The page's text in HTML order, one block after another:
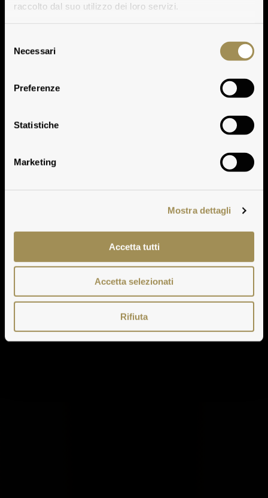
raccolto dal suo utilizzo dei loro servizi.
delNecessari
Preferenze
Statistiche
Marketing
Mostra dettagli
Accetta tutti
Accetta selezionati
Rifiuta
Vinificazione